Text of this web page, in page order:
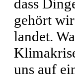
dass
gehört
landet.
uns auf